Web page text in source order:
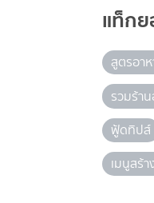
แท็ก
สูตรอาห
รวมร้า
ฟู้ดทิปส์
เมนูสร้